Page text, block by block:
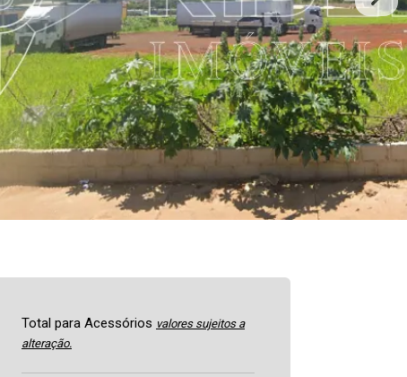
Total para Acessórios valores sujeitos a
alteração.